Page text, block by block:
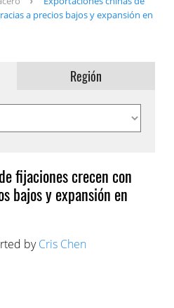
a precios bajos y expansión en
Región
fijaciones crecen con
bajos y expansión en
byCris Chen